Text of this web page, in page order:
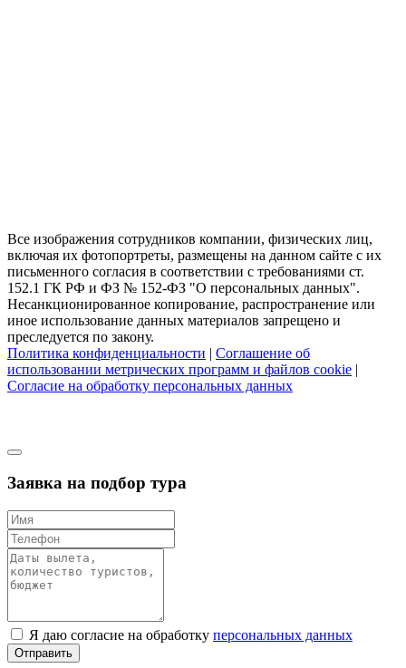
Все изображения сотрудников компании, физических лиц,
включая их фотопортреты, размещены на данном сайте с их
письменного согласия в соответствии с требованиями ст.
152.1 ГК РФ и ФЗ № 152-ФЗ "О персональных данных".
Несанкционированное копирование, распространение или
иное использование данных материалов запрещено и
преследуется по закону.
Политика конфиденциальности | Соглашение об
использовании метрических программ и файлов cookie |
Согласие на обработку персональных данных
Заявка на подбор тура
Я даю согласие на обработку персональных данных
Отправить